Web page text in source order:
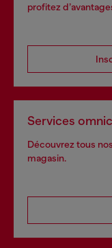
profitez
Services
Découvrez tous
magasin.